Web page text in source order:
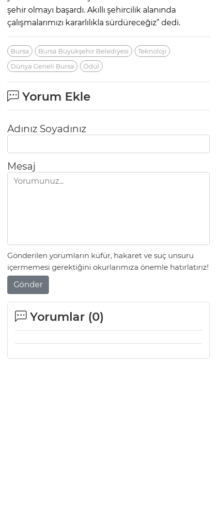
şehir olmayı başardı. Akıllı şehircilik alanında
çalışmalarımızı kararlılıkla sürdüreceğiz” dedi.
Bursa Bursa Büyükşehir Belediyesi
Teknoloji
Dünya Geneli Bursa
Ödül
Yorum Ekle
Adınız Soyadınız
Mesaj
Gönderilen yorumların küfür, hakaret ve suç unsuru
içermemesi gerektiğini okurlarımıza önemle hatırlatırız!
Gönder
Yorumlar (0)